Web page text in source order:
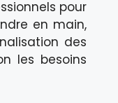
pour
en main,
des
les besoins